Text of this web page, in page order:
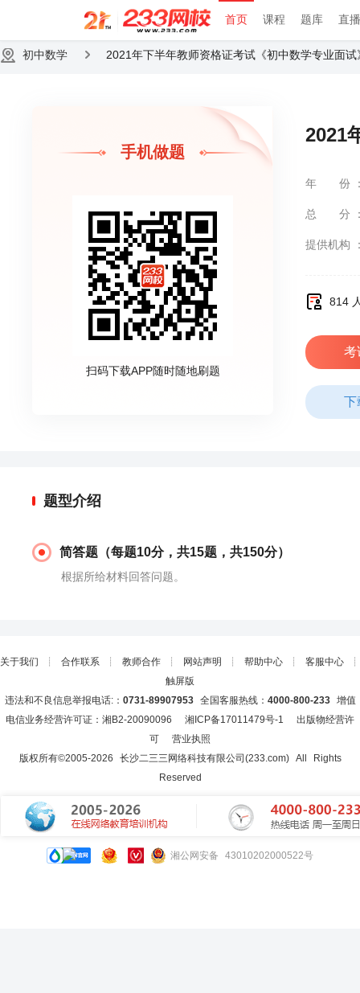
首页 课程 题库 直
初中数学 2021年下半年教师资格证考试《初中数学专业面
手机做题
扫码下载APP随时随地刷题
2021
年份
总分
提供机构
814
考
下
题型介绍
简答题（每题10分，共15题，共150分）
根据所给材料回答问题。
关于我们 ┊ 合作联系 ┊ 教师合作 ┊ 网站声明 ┊ 帮助中心 ┊ 客服中心 ┊
触屏版
违法和不良信息举报电话:： 0731-89907953全国客服热线： 4000-800-233增值
电信业务经营许可证：湘B2-20090096 湘ICP备17011479号-1
出版物经营许
可
营业执照
版权所有©2005-2026 长沙二三三网络科技有限公司(233.com)All Rights
Reserved
湘公网安备 43010202000522号